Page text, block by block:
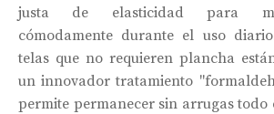
justa de elasticidad para
cómodamente durante el uso
telas que no requieren plancha
un innovador tratamiento
permite permanecer sin arrugas todo